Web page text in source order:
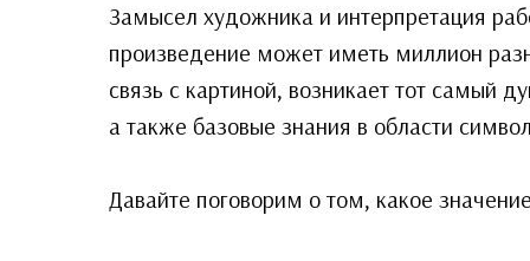
Замысел художника и интерпретация
произведение может иметь миллион
связь с картиной, возникает тот самый
а также базовые знания в области
Давайте поговорим о том, какое